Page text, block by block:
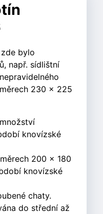
bylo
např. sídlištní
230 x 225
knovízské
200 x 180
knovízské
chaty.
do střední až